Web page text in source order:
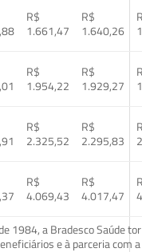
R$
1.661,47
R$
1.640,26
R$
1.954,22
R$
1.929,27
R$
2.325,52
R$
2.295,83
R$
4.069,43
R$
4.017,47
1984, a Bradesco Saúde
e à parceria com